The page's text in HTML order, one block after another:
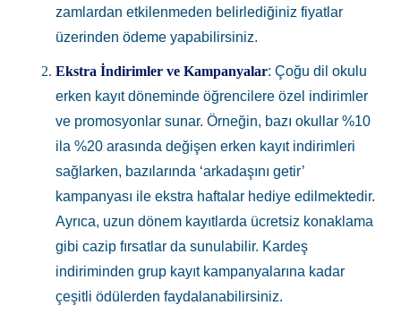
zamlardan etkilenmeden belirlediğiniz fiyatlar
üzerinden ödeme yapabilirsiniz.
Ekstra İndirimler ve Kampanyalar: Çoğu dil okulu
erken kayıt döneminde öğrencilere özel indirimler
ve promosyonlar sunar. Örneğin, bazı okullar %10
ila %20 arasında değişen erken kayıt indirimleri
sağlarken, bazılarında ‘arkadaşını getir’
kampanyası ile ekstra haftalar hediye edilmektedir.
Ayrıca, uzun dönem kayıtlarda ücretsiz konaklama
gibi cazip fırsatlar da sunulabilir. Kardeş
indiriminden grup kayıt kampanyalarına kadar
çeşitli ödülerden faydalanabilirsiniz.